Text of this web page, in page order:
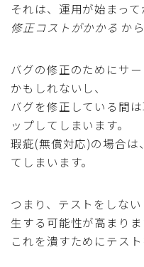
それは、運用が始まって
修正コストがかかる か
バグの修正のためにサ
かもしれないし、
バグを修正している間
ップしてしまいます。
瑕疵(無償対応)の場合は
てしまいます。
つまり、テストをしな
生する可能性が高まりま
これを潰すためにテスト